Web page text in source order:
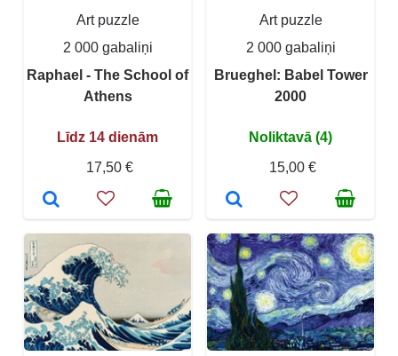
Art puzzle
2 000 gabaliņi
Raphael - The School of
Athens
Līdz 14 dienām
17,50 €
Art puzzle
2 000 gabaliņi
Brueghel: Babel Tower
2000
Noliktavā (4)
15,00 €